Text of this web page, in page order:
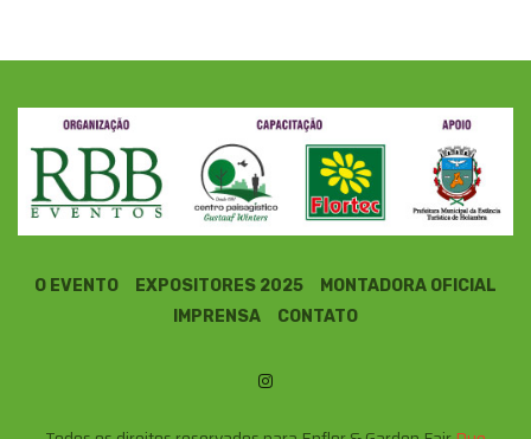
O EVENTO EXPOSITORES 2025
MONTADORA OFICIAL
IMPRENSA
CONTATO